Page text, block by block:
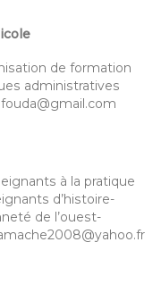
de formation
administratives
à la pratique
d’histoire-
de l’ouest-